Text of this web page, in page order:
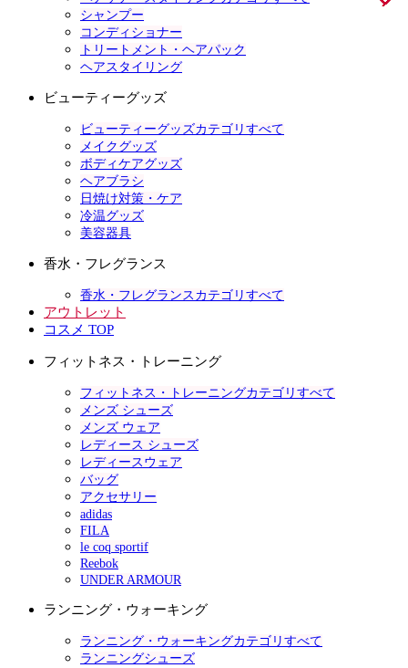
シャンプー
コンディショナー
トリートメント・ヘアパック
ヘアスタイリング
ビューティーグッズ
ビューティーグッズカテゴリすべて
メイクグッズ
ボディケアグッズ
ヘアブラシ
日焼け対策・ケア
冷温グッズ
美容器具
香水・フレグランス
香水・フレグランスカテゴリすべて
アウトレット
コスメ TOP
フィットネス・トレーニング
フィットネス・トレーニングカテゴリすべて
メンズ シューズ
メンズ ウェア
レディース シューズ
レディースウェア
バッグ
アクセサリー
adidas
FILA
le coq sportif
Reebok
UNDER ARMOUR
ランニング・ウォーキング
ランニング・ウォーキングカテゴリすべて
ランニングシューズ